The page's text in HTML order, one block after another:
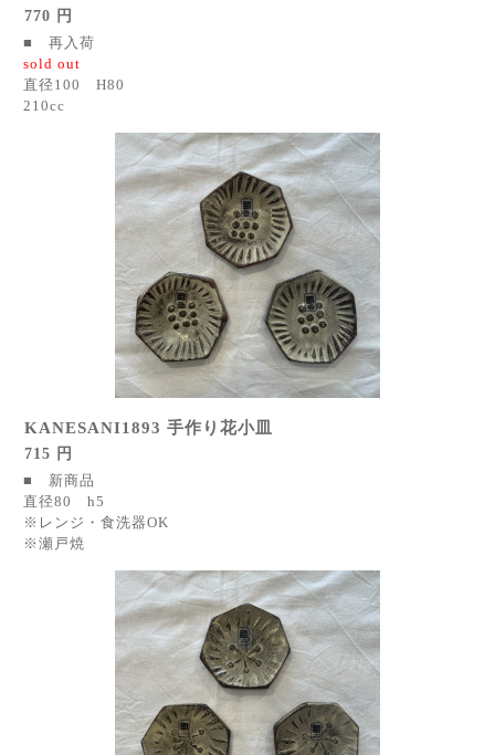
770 円
■ 再入荷
sold out
直径100 H80
210cc
KANESANI1893 手作り花小皿
715 円
■ 新商品
直径80 h5
※レンジ・食洗器OK
※瀬戸焼